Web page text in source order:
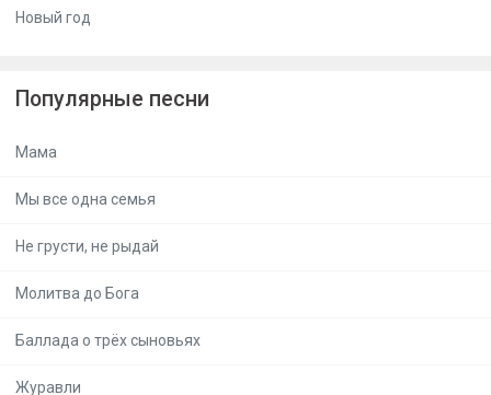
Новый год
Популярные песни
Мама
Мы все одна семья
Не грусти, не рыдай
Молитва до Бога
Баллада о трёх сыновьях
Журавли